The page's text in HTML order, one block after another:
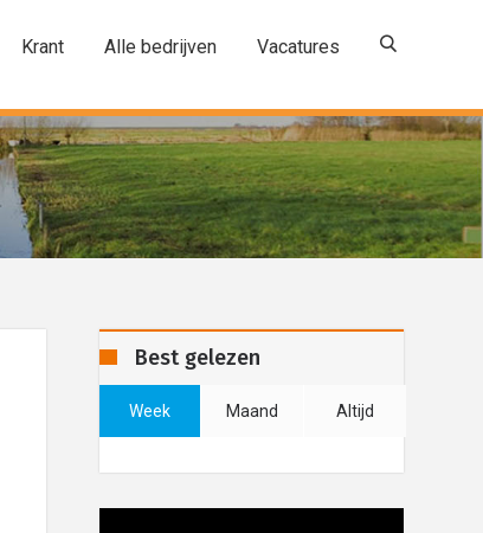
Krant Alle bedrijven Vacatures
Best gelezen
Week Maand Altijd